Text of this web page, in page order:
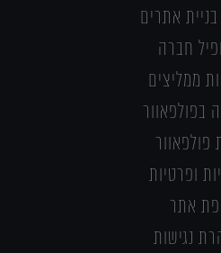
אתרים
חברה
ממליצים
בפולפאוור
פולפאוור
ופרטיות
אתר
נגישות